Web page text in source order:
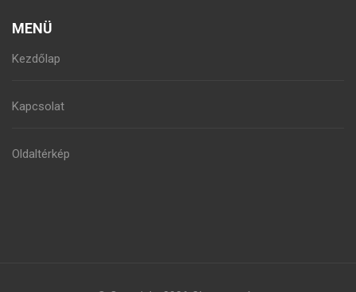
MENÜ
Kezdőlap
Kapcsolat
Oldaltérkép